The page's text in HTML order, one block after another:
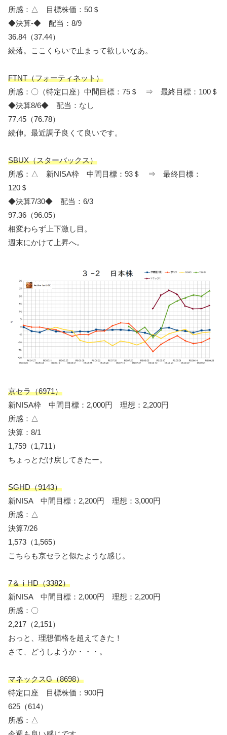
所感：△ 目標株価：50＄
◆決算-◆ 配当：8/9
36.84（37.44）
続落。ここくらいで止まって欲しいなあ。
FTNT（フォーティネット）
所感：〇（特定口座）中間目標：75＄ ⇒ 最終目標：100＄
◆決算8/6◆ 配当：なし
77.45（76.78）
続伸。最近調子良くて良いです。
SBUX（スターバックス）
所感：△ 新NISA枠 中間目標：93＄ ⇒ 最終目標：
120＄
◆決算7/30◆ 配当：6/3
97.36（96.05）
相変わらず上下激し目。
週末にかけて上昇へ。
京セラ（6971）
新NISA枠 中間目標：2,000円 理想：2,200円
所感：△
決算：8/1
1,759（1,711）
ちょっとだけ戻してきたー。
SGHD（9143）
新NISA 中間目標：2,200円 理想：3,000円
所感：△
決算7/26
1,573（1,565）
こちらも京セラと似たような感じ。
7＆ⅰHD（3382）
新NISA 中間目標：2,000円 理想：2,200円
所感：〇
2,217（2,151）
おっと、理想価格を超えてきた！
さて、どうしようか・・・。
マネックスG（8698）
特定口座 目標株価：900円
625（614）
所感：△